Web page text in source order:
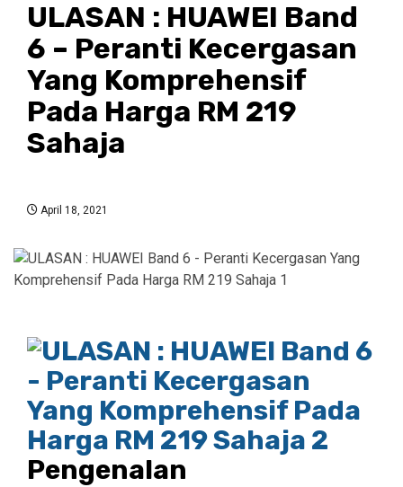
ULASAN : HUAWEI Band
6 – Peranti Kecergasan
Yang Komprehensif
Pada Harga RM 219
Sahaja
April 18, 2021
Pengenalan